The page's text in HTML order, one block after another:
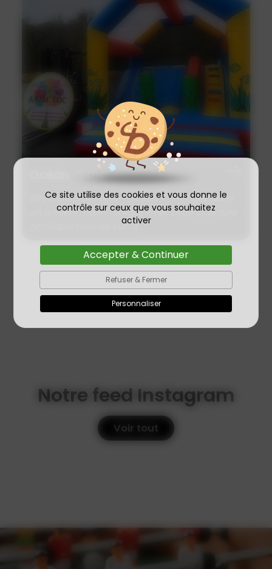
Ce site utilise des cookies et vous donne le
contrôle sur ceux que vous souhaitez
activer
Accepter & Continuer
Refuser & Fermer
Personnaliser
240€
Structure Gonflable « Océan » Plongez dans
un univers marin ludique avec cette structure
gonflable colorée sur le...
Notre feed Instagram
Voir tout